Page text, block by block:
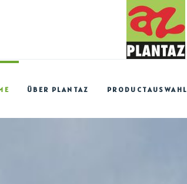
ÜBER PLANTAZ PRODUCTAUSWAHL